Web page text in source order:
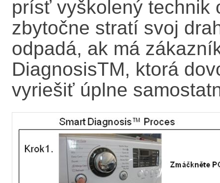
prísť vyškolený technik
zbytočne stratí svoj
odpadá, ak má
DiagnosisTM, ktorá
vyriešiť úplne